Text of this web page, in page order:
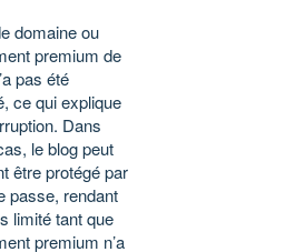
domaine ou
premium de
pas été
ce qui explique
Dans
le blog peut
être protégé par
passe, rendant
limité tant que
premium n’a